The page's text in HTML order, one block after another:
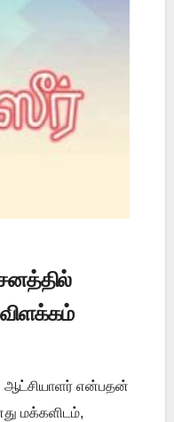
ஆட்சியாளர் என்பதன்
மக்களிடம்,